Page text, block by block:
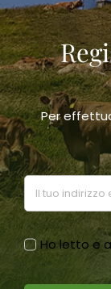
possono
essere
scelte
nella
pagina
del
prodotto
Per
Ho letto e